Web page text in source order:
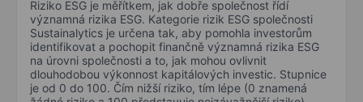
Riziko ESG je měřítkem, jak dobře společnost řídí
významná rizika ESG. Kategorie rizik ESG společnosti
Sustainalytics je určena tak, aby pomohla investorům
identifikovat a pochopit finančně významná rizika ESG
na úrovni společnosti a to, jak mohou ovlivnit
dlouhodobou výkonnost kapitálových investic. Stupnice
je od 0 do 100. Čím nižší riziko, tím lépe (0 znamená